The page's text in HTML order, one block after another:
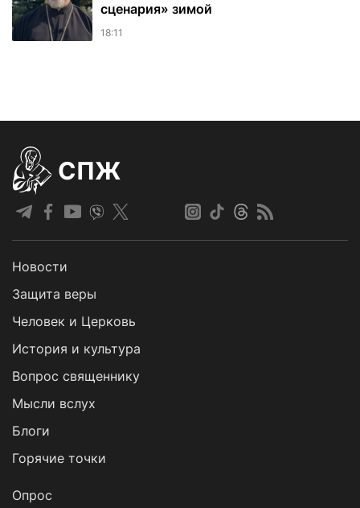
сценария» зимой
18:11
СПЖ
Новости
Защита веры
Человек и Церковь
История и культура
Вопрос священнику
Мысли вслух
Блоги
Горячие точки
Опрос